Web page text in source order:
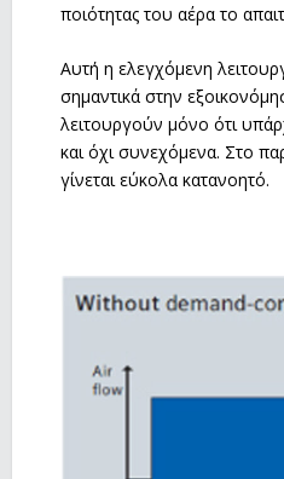
ποιότητας του αέρα το
Αυτή η ελεγχόμενη
σημαντικά στην
λειτουργούν μόνο ότι
και όχι συνεχόμενα. Στο
γίνεται εύκολα κατανοητό.